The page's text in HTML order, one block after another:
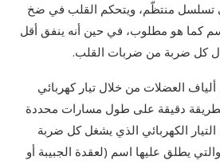
تسلسل منتظّم، ويتحكم القلب في ضخ
كما هو مطلوب، في حين أنه ينفق أقل
كل ضربة من ضربات القلب.
العضلات من خلال تيار كهربائي
دقيقة على طول مسارات محددة
الكهربائي الذي يشغل كل ضربة
يطلق عليها اسم (لعقدة الجبيبة أو